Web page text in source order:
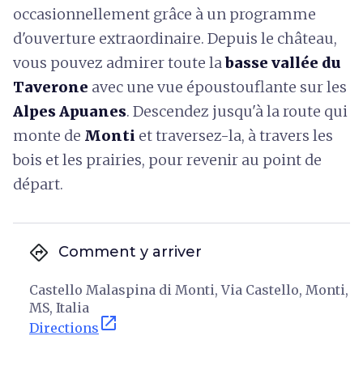
occasionnellement grâce à un programme
d'ouverture extraordinaire. Depuis le château,
vous pouvez admirer toute labasse vallée du
Taverone avec une vue époustouflante sur les
Alpes Apuanes. Descendez jusqu'à la route qui
monte de Monti et traversez-la, à travers les
bois et les prairies, pour revenir au point de
départ.
directions Comment y arriver
Castello Malaspina di Monti, Via Castello, Monti,
MS, Italia
Directions open_in_new